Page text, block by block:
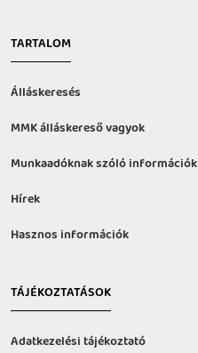
TARTALOM
Álláskeresés
MMK álláskereső vagyok
Munkaadóknak szóló információk
Hírek
Hasznos információk
TÁJÉKOZTATÁSOK
Adatkezelési tájékoztató